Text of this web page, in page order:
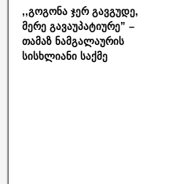
,,გოგონა ჯერ გავგუდე,
მერე გავაუპატიურე” –
თამაზ ნამგალაურის
სისხლიანი საქმე